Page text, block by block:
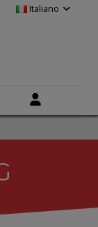
Italiano